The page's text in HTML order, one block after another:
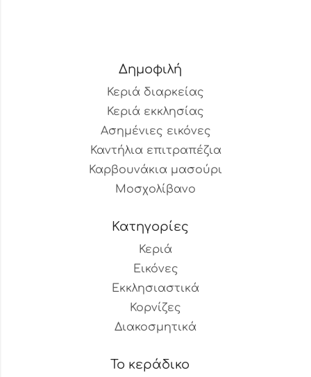
Δημοφιλή
Κεριά διαρκείας
Κεριά εκκλησίας
Ασημένιες εικόνες
Καντήλια επιτραπέζια
Καρβουνάκια μασούρι
Μοσχολίβανο
Κατηγορίες
Κεριά
Εικόνες
Εκκλησιαστικά
Κορνίζες
Διακοσμητικά
Το κεράδικο